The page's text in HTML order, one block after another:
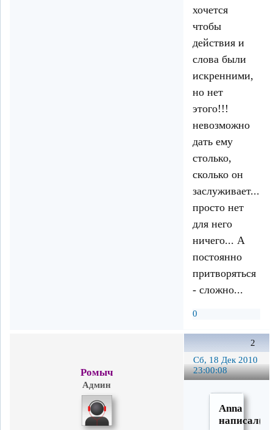
хочется
чтобы
действия и
слова были
искренними,
но нет
этого!!!
невозможно
дать ему
столько,
сколько он
заслуживает...
просто нет
для него
ничего... А
постоянно
притворяться
- сложно...
0
2
Сб, 18 Дек 2010
23:00:08
Ромыч
Админ
Anna